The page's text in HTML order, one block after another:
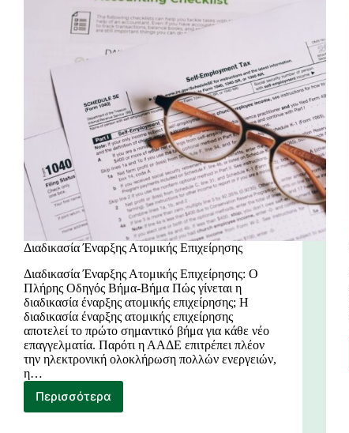
Διαδικασία Έναρξης Ατομικής Επιχείρησης
Διαδικασία Έναρξης Ατομικής Επιχείρησης: Ο
Πλήρης Οδηγός Βήμα-Βήμα Πώς γίνεται η
διαδικασία έναρξης ατομικής επιχείρησης; Η
διαδικασία έναρξης ατομικής επιχείρησης
αποτελεί το πρώτο σημαντικό βήμα για κάθε νέο
επαγγελματία. Παρότι η ΑΑΔΕ επιτρέπει πλέον
την ηλεκτρονική ολοκλήρωση πολλών ενεργειών,
η…
Περισσότερα
Διαδικασία